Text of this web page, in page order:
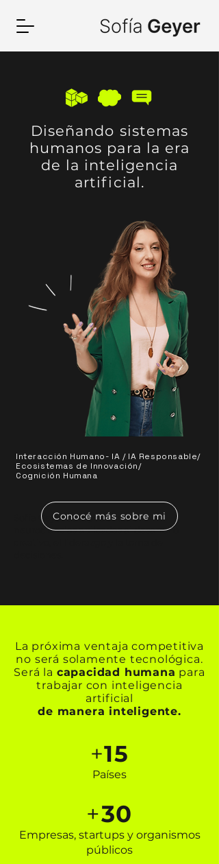
Diseñando sistemas
humanos para la era
de la inteligencia
artificial.
Interacción Humano- IA / IA Responsable/
Ecosistemas de Innovación/
Cognición Humana
Sofía Geyer es especialista en
neurociencias aplicadas al desarrollo
Conocé más sobre mi
La próxima ventaja competitiva
no será solamente tecnológica.
Será la capacidad humana para
trabajar con inteligencia
artificial
de manera inteligente.
+15
Países
+30
Empresas, startups y organismos
públicos